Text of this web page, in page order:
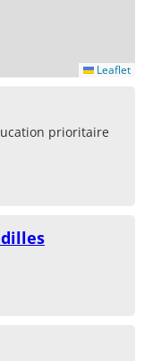
Leaflet
prioritaire